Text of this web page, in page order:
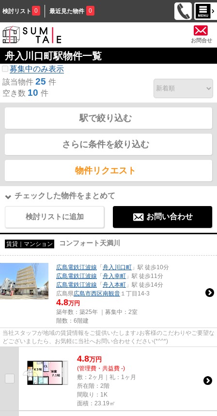
検討リスト 0 最近見た物件 0
お問合せ
舟入川口町駅物件一覧
募集中のみ表示
該当物件 25 件
空き数 10 件
駅で絞り込む
さらに条件を絞り込む
物件リクエスト
チェックした物件をまとめて
検討リストに追加 お問い合わせ
賃貸｜マンション コンフォート天満川
広島電鉄江波線 「 舟入川口町 」駅 徒歩10分
広島電鉄江波線 「 舟入幸町 」駅 徒歩11分
広島電鉄江波線 「 舟入本町 」駅 徒歩14分
広島県広島市西区南観音 １丁目14-3
4.8万円
築年数：築25年 ｜募集中： 2室
階数：6階建
当社スタッフが地域の賃貸情報をご提供いたします♪お客様のこだわりやご要望な
どございましたら、お気軽に当社へお問い合わせください(*^^*)
4.8万円
(管理費・共益費 -)
敷：2ヶ月｜礼：1ヶ月
所在階：2階
間取り：1K
面積：23.19㎡